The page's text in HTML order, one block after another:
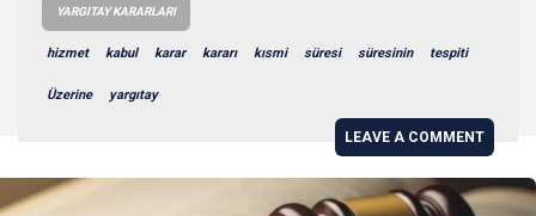
YARGITAY KARARLARI
hizmet kabul karar kararı kısmi süresi süresinin tespiti
Üzerine yargıtay
LEAVE A COMMENT